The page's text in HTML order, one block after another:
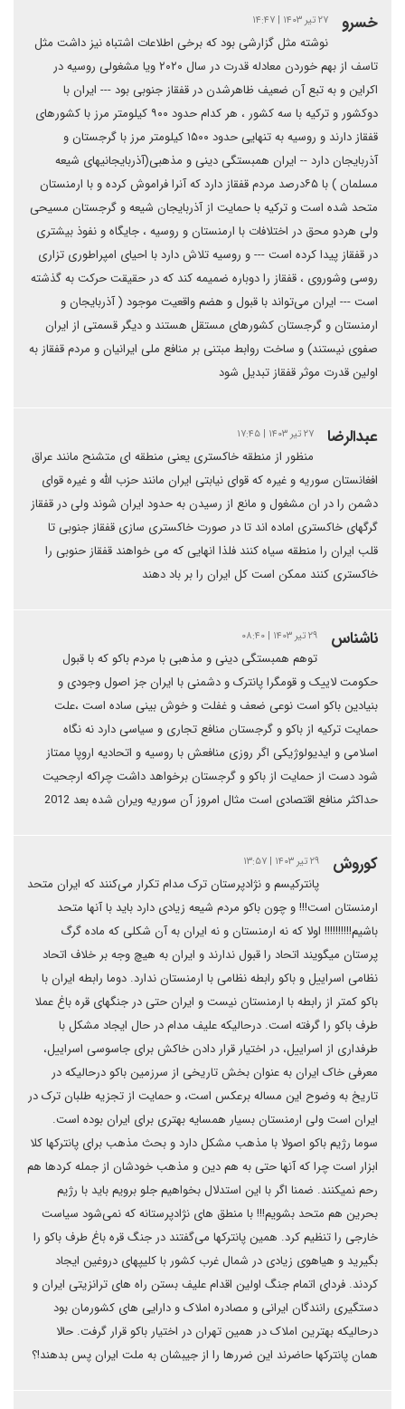
خسرو ۲۷ تیر ۱۴۰۳ | ۱۴:۴۷
نوشته مثل گزارشی بود که برخی اطلاعات اشتباه نیز داشت مثل
تاسف از بهم خوردن معادله قدرت در سال ۲۰۲۰ ویا مشغولی روسیه در
اکراین و به تبع آن ضعیف ظاهرشدن در قفقاز جنوبی بود --- ایران با
دوکشور و ترکیه با سه کشور ، هر کدام حدود ۹۰۰ کیلومتر مرز با کشورهای
قفقاز دارند و روسیه به تنهایی حدود ۱۵۰۰ کیلومتر مرز با گرجستان و
آذربایجان دارد -- ایران همبستگی دینی و مذهبی(آذربایجانیهای شیعه
مسلمان ) با ۶۵درصد مردم قفقاز دارد که آنرا فراموش کرده و با ارمنستان
متحد شده است و ترکیه با حمایت از آذربایجان شیعه و گرجستان مسیحی
ولی هردو محق در اختلافات با ارمنستان و روسیه ، جایگاه و نفوذ بیشتری
در قفقاز پیدا کرده است --- و روسیه تلاش دارد با احیای امپراطوری تزاری
روسی وشوروی ، قفقاز را دوباره ضمیمه کند که در حقیقت حرکت به گذشته
است --- ایران می‌تواند با قبول و هضم واقعیت موجود ( آذربایجان و
ارمنستان و گرجستان کشورهای مستقل هستند و دیگر قسمتی از ایران
صفوی نیستند) و ساخت روابط مبتنی بر منافع ملی ایرانیان و مردم قفقاز به
اولین قدرت موثر قفقاز تبدیل شود
عبدالرضا ۲۷ تیر ۱۴۰۳ | ۱۷:۴۵
منظور از منطقه خاکستری یعنی منطقه ای متشنح مانند عراق
افغانستان سوریه و غیره که قوای نیابتی ایران مانند حزب الله و غیره قوای
دشمن را در ان مشغول و مانع از رسیدن به حدود ایران شوند ولی در قفقاز
گرگهای خاکستری اماده اند تا در صورت خاکستری سازی قفقاز جنوبی تا
قلب ایران را منطقه سیاه کنند فلذا انهایی که می خواهند قفقاز حنوبی را
خاکستری کنند ممکن است کل ایران را بر باد دهند
ناشناس ۲۹ تیر ۱۴۰۳ | ۰۸:۴۰
توهم همبستگی دینی و مذهبی با مردم باکو که با قبول
حکومت لاییک و قومگرا پانترک و دشمنی با ایران جز اصول وجودی و
بنیادین باکو است نوعی ضعف و غفلت و خوش بینی ساده است ،علت
حمایت ترکیه از باکو و گرجستان منافع تجاری و سیاسی دارد نه نگاه
اسلامی و ایدیولوژیکی اگر روزی منافعش با روسیه و اتحادیه اروپا ممتاز
شود دست از حمایت از باکو و گرجستان برخواهد داشت چراکه ارجحیت
حداکثر منافع اقتصادی است مثال امروز آن سوریه ویران شده بعد 2012
کوروش ۲۹ تیر ۱۴۰۳ | ۱۳:۵۷
پانترکیسم و نژادپرستان ترک مدام تکرار می‌کنند که ایران متحد
ارمنستان است!!! و چون باکو مردم شیعه زیادی دارد باید با آنها متحد
باشیم‌!!!!!!!!!! اولا که نه ارمنستان و نه ایران به آن شکلی که ماده گرگ
پرستان میگویند اتحاد را قبول ندارند و ایران به هیچ وجه بر خلاف اتحاد
نظامی اسراییل و باکو رابطه نظامی با ارمنستان ندارد. دوما رابطه ایران با
باکو کمتر از رابطه با ارمنستان نیست و ایران حتی در جنگهای قره باغ عملا
طرف باکو را گرفته است. درحالیکه علیف مدام در حال ایجاد مشکل با
طرفداری از اسراییل، در اختیار قرار دادن خاکش برای جاسوسی اسراییل،
معرفی خاک ایران به عنوان بخش تاریخی از سرزمین باکو درحالیکه در
تاریخ به وضوح این مساله برعکس است، و حمایت از تجزیه طلبان ترک در
ایران است ولی ارمنستان بسیار همسایه بهتری برای ایران بوده است.
سوما رژیم باکو اصولا با مذهب مشکل دارد و بحث مذهب برای پانترکها کلا
ابزار است چرا که آنها حتی به هم دین و مذهب خودشان از جمله کردها هم
رحم نمیکنند. ضمنا اگر با این استدلال بخواهیم جلو برویم باید با رژیم
بحرین هم متحد بشویم!!! با منطق های نژادپرستانه که نمی‌شود سیاست
خارجی را تنظیم کرد. همین پانترکها می‌گفتند در جنگ قره باغ طرف باکو را
بگیرید و هیاهوی زیادی در شمال غرب کشور با کلیپهای دروغین ایجاد
کردند. فردای اتمام جنگ اولین اقدام علیف بستن راه های ترانزیتی ایران و
دستگیری رانندگان ایرانی و مصادره املاک و دارایی های کشورمان بود
درحالیکه بهترین املاک در همین تهران در اختیار باکو قرار گرفت. حالا
همان پانترکها حاضرند این ضررها را از جیبشان به ملت ایران پس بدهند!؟